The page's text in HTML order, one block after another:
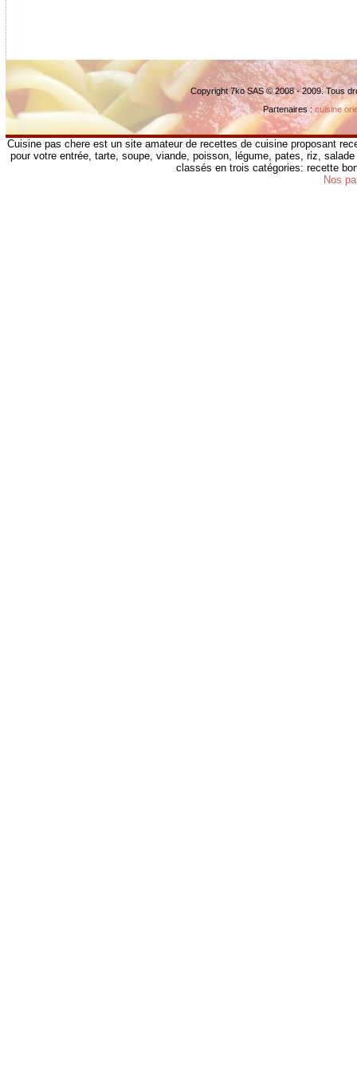
Copyright 7ko SAS © 2008 - 2009. Tous
Partenaires :cuisine
Cuisine pas chere est un site amateur de recettes de cuisine proposant
pour votre entrée, tarte, soupe, viande, poisson, légume, pates, riz,
classés en trois catégories: recette
Nos